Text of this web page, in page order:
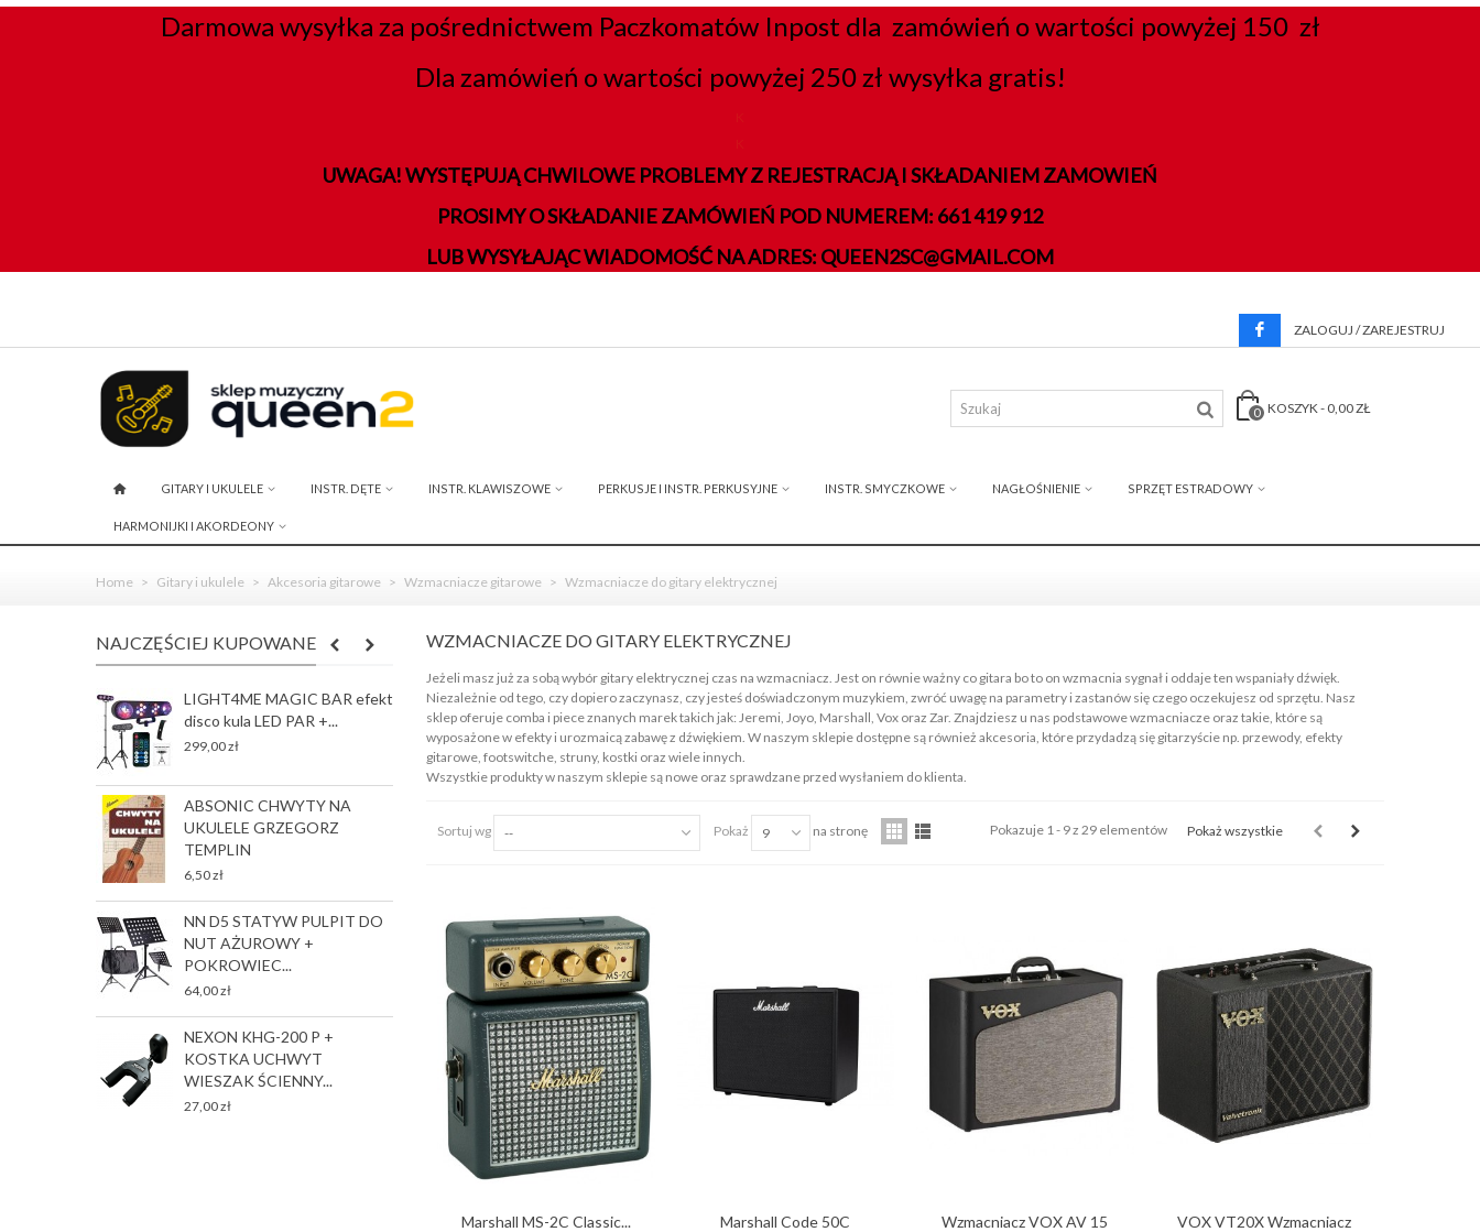
Darmowa wysyłka za pośrednictwem Paczkomatów Inpost dla zamówień o wartości powyżej 150 zł
Dla zamówień o wartości powyżej 250 zł wysyłka gratis!
UWAGA! WYSTĘPUJĄ CHWILOWE PROBLEMY Z REJESTRACJĄ I SKŁADANIEM ZAMOWIEŃ
PROSIMY O SKŁADANIE ZAMÓWIEŃ POD NUMEREM: 661 419 912
LUB WYSYŁAJĄC WIADOMOŚĆ NA ADRES: QUEEN2SC@GMAIL.COM
ZALOGUJ / ZAREJESTRUJ
0 KOSZYK- 0,00 ZŁ
GITARY I UKULELE INSTR. DĘTE INSTR. KLAWISZOWE PERKUSJE I INSTR. PERKUSYJNE INSTR. SMYCZKOWE NAGŁOŚNIENIE SPRZĘT ESTRADOWY
HARMONIJKI I AKORDEONY
Home > Gitary i ukulele > Akcesoria gitarowe > Wzmacniacze gitarowe > Wzmacniacze do gitary elektrycznej
NAJCZĘŚCIEJ KUPOWANE
LIGHT4ME MAGIC BAR efekt
disco kula LED PAR +...
299,00 zł
ABSONIC CHWYTY NA
UKULELE GRZEGORZ
TEMPLIN
6,50 zł
NN D5 STATYW PULPIT DO
NUT AŻUROWY +
POKROWIEC...
64,00 zł
NEXON KHG-200 P +
KOSTKA UCHWYT
WIESZAK ŚCIENNY...
27,00 zł
RED'S MUSIC GCSA1230
STRONGER KABEL WTYKI
JACK...
78,00 zł
Gist Wood 5AX Hickory pałki
perkusyjne
Gist Wood 5B Hickory pałki
perkusyjne
35,00 zł
TONTRÄGER TG25E/GB
POKROWIEC DO GITARY...
255,00 zł
WZMACNIACZE DO GITARY ELEKTRYCZNEJ
Jeżeli masz już za sobą wybór gitary elektrycznej czas na wzmacniacz. Jest on równie ważny co gitara bo to on wzmacnia sygnał i oddaje ten wspaniały dźwięk.
Niezależnie od tego, czy dopiero zaczynasz, czy jesteś doświadczonym muzykiem, zwróć uwagę na parametry i zastanów się czego oczekujesz od sprzętu. Nasz
sklep oferuje comba i piece znanych marek takich jak: Jeremi, Joyo, Marshall, Vox oraz Zar. Znajdziesz u nas podstawowe wzmacniacze oraz takie, które są
wyposażone w efekty i urozmaicą zabawę z dźwiękiem. W naszym sklepie dostępne są również akcesoria, które przydadzą się gitarzyście np. przewody, efekty
gitarowe, footswitche, struny, kostki oraz wiele innych.
Wszystkie produkty w naszym sklepie są nowe oraz sprawdzane przed wysłaniem do klienta.
Sortuj wg -- Pokaż 9 na stronę Pokaż wszystkie
Pokazuje 1 - 9 z 29 elementów
Marshall MS-2C Classic...
Marshall Code 50C
Wzmacniacz VOX AV 15
VOX VT20X Wzmacniacz